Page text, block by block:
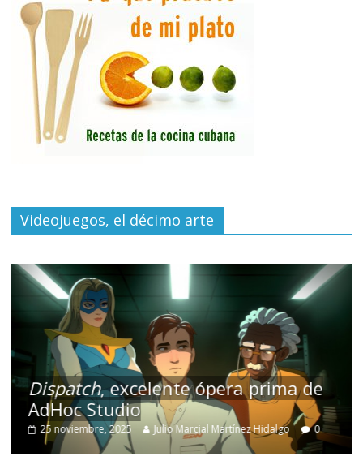
Videojuegos, el décimo arte
Dispatch, excelente ópera prima de
AdHoc Studio
25 noviembre, 2025 Julio Marcial Martínez Hidalgo 0